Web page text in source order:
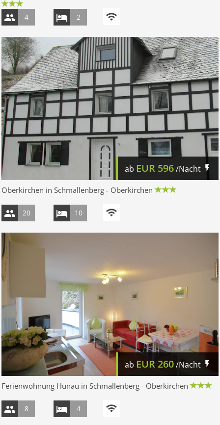
4 2
ab EUR 596/Nacht
Oberkirchen in Schmallenberg - Oberkirchen
20 10
ab EUR 260/Nacht
Ferienwohnung Hunau in Schmallenberg - Oberkirchen
8 4